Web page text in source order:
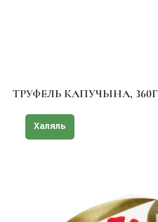
ТРУФЕЛЬ КАПУЧЫНА, 360Г
Халяль